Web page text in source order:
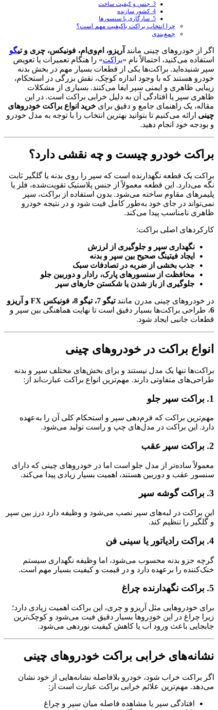
3. جنس و کیفیت ساخت
4. کشور سازنده
5. سازگاری با سنسورها
چرا انتخاب براکت باکیفیت مهم است؟
جمع‌بندی
اگر از خودروهای چینی مانند آریزو، ام‌وی‌ام، فونیکس، چری و تیگو
استفاده می‌کنید، احتمالاً نام «براکت» را هنگام تعمیرات یا تعویض
سپر شنیده‌اید. براکت‌ها یکی از قطعات بسیار مهم در بخش بدنه
خودرو هستند که با وجود اندازه کوچک، نقش بزرگی در استحکام،
زیبایی ظاهری و ایمنی سپر ایفا می‌کنند. بسیاری از مشکلات
ظاهری سپر یا افتادگی آن به دلیل خرابی براکت است. در این
مقاله، یک راهنمای جامع و دقیق برای خرید انواع براکت خودروهای
چینی ارائه می‌کنیم تا بتوانید بهترین انتخاب را با توجه به مدل خودرو
و بودجه خود انجام دهید.
براکت خودرو چیست و چه نقشی دارد؟
براکت یک قطعه نگهدارنده است که سپر را روی بدنه یا گلگیر ثابت
نگه می‌دارد. این قطعه معمولاً از جنس پلاستیک تقویت‌شده، فلز یا
پلیمرهای مقاوم ساخته می‌شود. بدون استفاده از براکت، سپر
نمی‌تواند در جای خود به‌طور کامل فیت شود و در نتیجه خودرو
ظاهری نامناسب پیدا می‌کند.
کارکردهای اصلی براکت:
نگهداری سپر و جلوگیری از لرزش
ایجاد فیتینگ صحیح بین سپر و بدنه
جذب بخشی از ضربه در تصادفات سبک
محافظت از سنسورهای پارک، رادار و دوربین جلو
جلوگیری از باز شدن یا شکستن خارهای سپر
در خودروهای چینی مدرن مانند
تیگو 7، تیگو 8، فونیکس FX و آریزو
6، طراحی براکت‌ها بسیار دقیق است تا نهایت هماهنگی بین سپر و
قطعات جانبی ایجاد شود.
انواع براکت در خودروهای چینی
براکت‌ها تنها یک مدل نیستند و برای بخش‌های مختلف سپر و بدنه
طراحی‌های متفاوتی دارند. مهم‌ترین انواع براکت عبارت‌اند از:
1. براکت سپر جلو
مهم‌ترین براکت که فرم‌دهی سپر و استحکام کلی آن را به‌عهده
دارد. این براکت در مدل‌های چپ و راست تولید می‌شود.
2. براکت سپر عقب
معمولاً ساده‌تر از مدل جلو است اما در خودروهای چینی که دارای
سنسور عقب و دوربین هستند، اهمیت بسیار زیادی پیدا می‌کند.
3. براکت گوشه سپر
این براکت در لبه‌های سپر نصب می‌شود و وظیفه دارد درز بین سپر
و گلگیر را تنظیم کند.
4. براکت رادیاتور یا سینی فن
گرچه جزو بدنه محسوب می‌شود، اما وظیفه نگهداری سیستم
خنک‌کننده را برعهده دارد و در قیمت و کیفیت بسیار مهم است.
5. براکت نگهدارنده چراغ
برای خودروهایی مثل آریزو و چری، این براکت اهمیت زیادی دارد؛
زیرا چراغ در این خودروها بسیار دقیق فیت می‌شود و کوچک‌ترین
جابجایی باعث ورود آب یا کاهش کیفیت نوردهی می‌شود.
نشانه‌های خرابی براکت خودروهای چینی
اگر براکت خراب شود، خودرو بلافاصله نشانه‌هایی از خود نشان
می‌دهد. مهم‌ترین علائم خرابی براکت عبارت است از:
افتادگی سپر یا مشاهده فاصله میان سپر و چراغ